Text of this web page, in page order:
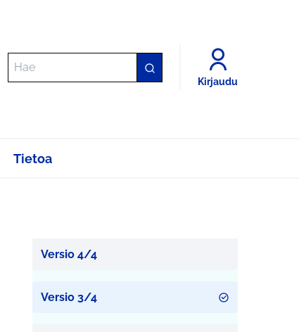
Kirjaudu
Tietoa
Versio 4/4
Versio 3/4